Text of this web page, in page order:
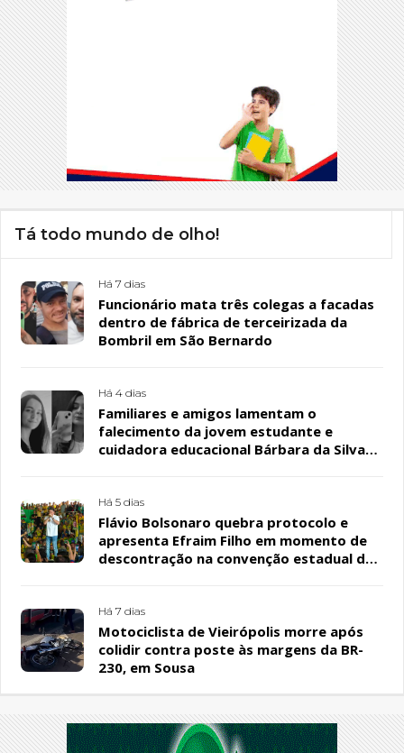
Tá todo mundo de olho!
Há 7 dias
Funcionário mata três colegas a facadas
dentro de fábrica de terceirizada da
Bombril em São Bernardo
Há 4 dias
Familiares e amigos lamentam o
falecimento da jovem estudante e
cuidadora educacional Bárbara da Silva
Há 5 dias
Flávio Bolsonaro quebra protocolo e
apresenta Efraim Filho em momento de
descontração na convenção estadual do
Há 7 dias
Motociclista de Vieirópolis morre após
colidir contra poste às margens da BR-
230, em Sousa